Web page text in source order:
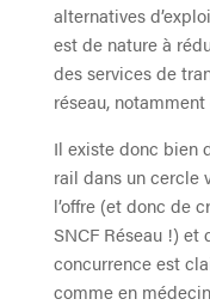
alternatives
est de nature à
des services de
réseau,
Il existe donc bien
rail dans un cercle
l’offre (et donc de
SNCF Réseau !) et
concurrence est
comme en